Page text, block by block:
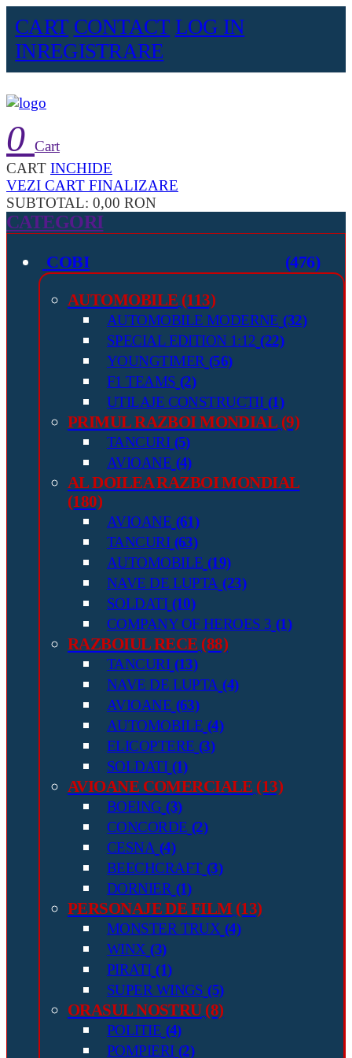
CART CONTACT LOG IN
INREGISTRARE
0 Cart
CART INCHIDE
VEZI CART FINALIZARE
SUBTOTAL: 0,00 RON
CATEGORI
COBI (476)
AUTOMOBILE (113)
AUTOMOBILE MODERNE (32)
SPECIAL EDITION 1:12 (22)
YOUNGTIMER (56)
F1 TEAMS (2)
UTILAJE CONSTRUCTII (1)
PRIMUL RAZBOI MONDIAL (9)
TANCURI (5)
AVIOANE (4)
AL DOILEA RAZBOI MONDIAL
(180)
AVIOANE (61)
TANCURI (63)
AUTOMOBILE (19)
NAVE DE LUPTA (23)
SOLDATI (10)
COMPANY OF HEROES 3 (1)
RAZBOIUL RECE (88)
TANCURI (13)
NAVE DE LUPTA (4)
AVIOANE (63)
AUTOMOBILE (4)
ELICOPTERE (3)
SOLDATI (1)
AVIOANE COMERCIALE (13)
BOEING (3)
CONCORDE (2)
CESNA (4)
BEECHCRAFT (3)
DORNIER (1)
PERSONAJE DE FILM (13)
MONSTER TRUX (4)
WINX (3)
PIRATI (1)
SUPER WINGS (5)
ORASUL NOSTRU (8)
POLITIE (4)
POMPIERI (2)